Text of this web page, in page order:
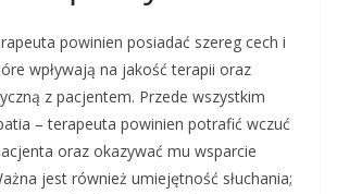
powinien posiadać szereg cech i
wpływają na jakość terapii oraz
z pacjentem. Przede wszystkim
– terapeuta powinien potrafić wczuć
oraz okazywać mu wsparcie
jest również umiejętność słuchania;